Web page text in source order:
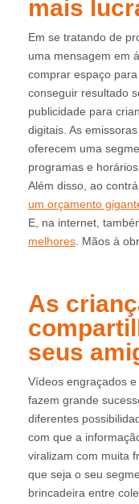
mais
Em se tratando de
uma mensagem em
comprar espaço
conseguir resultado
publicidade para
digitais. As
oferecem uma
programas e
Além disso, ao
um orçamento
E, na internet,
melhores . Mãos à
As
seus
Vídeos engraçados
fazem grande
diferentes
com que a
viralizam com muita
que seja o seu
brincadeira entre